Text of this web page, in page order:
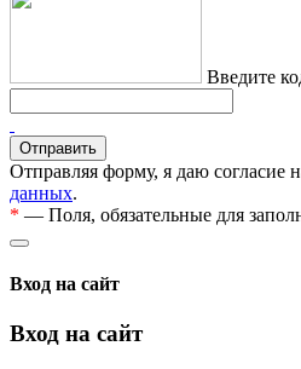
Введите
Отправляя форму, я даю согласие
данных.
* — Поля, обязательные для
Вход на сайт
Вход на сайт